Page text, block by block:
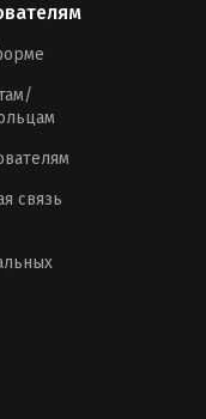
связь